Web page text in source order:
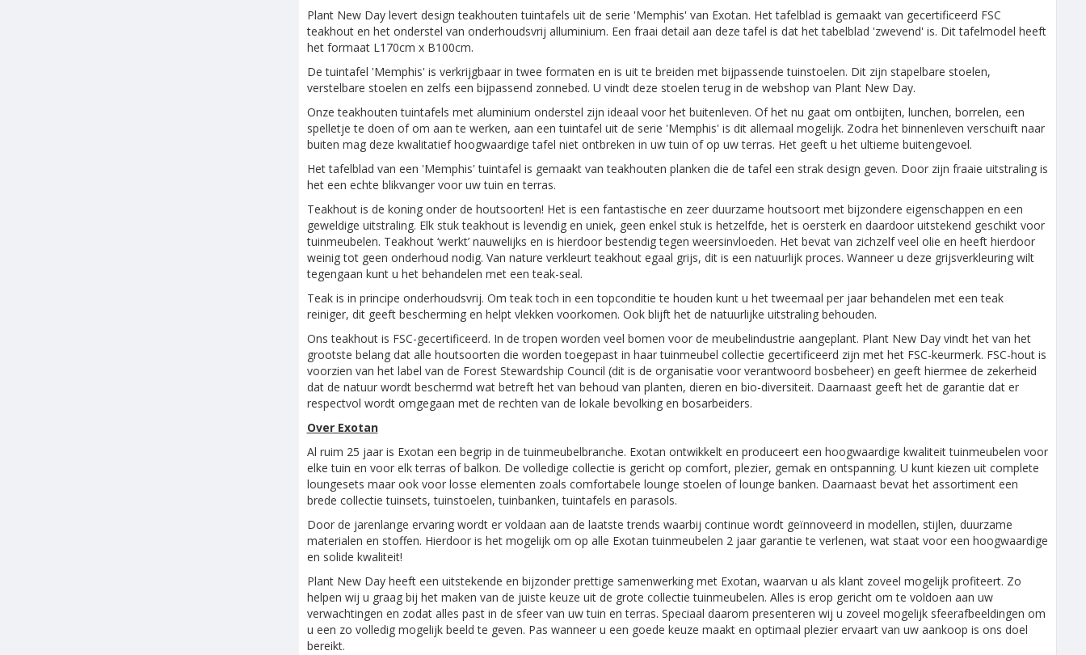
Plant New Day levert design teakhouten tuintafels uit de serie 'Memphis' van Exotan. Het tafelblad is gemaakt van gecertificeerd FSC
teakhout en het onderstel van onderhoudsvrij alluminium. Een fraai detail aan deze tafel is dat het tabelblad 'zwevend' is. Dit tafelmodel heeft
het formaat L170cm x B100cm.
De tuintafel 'Memphis' is verkrijgbaar in twee formaten en is uit te breiden met bijpassende tuinstoelen. Dit zijn stapelbare stoelen,
verstelbare stoelen en zelfs een bijpassend zonnebed. U vindt deze stoelen terug in de webshop van Plant New Day.
Onze teakhouten tuintafels met aluminium onderstel zijn ideaal voor het buitenleven. Of het nu gaat om ontbijten, lunchen, borrelen, een
spelletje te doen of om aan te werken, aan een tuintafel uit de serie 'Memphis' is dit allemaal mogelijk. Zodra het binnenleven verschuift naar
buiten mag deze kwalitatief hoogwaardige tafel niet ontbreken in uw tuin of op uw terras. Het geeft u het ultieme buitengevoel.
Het tafelblad van een 'Memphis' tuintafel is gemaakt van teakhouten planken die de tafel een strak design geven. Door zijn fraaie uitstraling is
het een echte blikvanger voor uw tuin en terras.
Teakhout is de koning onder de houtsoorten! Het is een fantastische en zeer duurzame houtsoort met bijzondere eigenschappen en een
geweldige uitstraling. Elk stuk teakhout is levendig en uniek, geen enkel stuk is hetzelfde, het is oersterk en daardoor uitstekend geschikt voor
tuinmeubelen. Teakhout ‘werkt’ nauwelijks en is hierdoor bestendig tegen weersinvloeden. Het bevat van zichzelf veel olie en heeft hierdoor
weinig tot geen onderhoud nodig. Van nature verkleurt teakhout egaal grijs, dit is een natuurlijk proces. Wanneer u deze grijsverkleuring wilt
tegengaan kunt u het behandelen met een teak-seal.
Teak is in principe onderhoudsvrij. Om teak toch in een topconditie te houden kunt u het tweemaal per jaar behandelen met een teak
reiniger, dit geeft bescherming en helpt vlekken voorkomen. Ook blijft het de natuurlijke uitstraling behouden.
Ons teakhout is FSC-gecertificeerd. In de tropen worden veel bomen voor de meubelindustrie aangeplant. Plant New Day vindt het van het
grootste belang dat alle houtsoorten die worden toegepast in haar tuinmeubel collectie gecertificeerd zijn met het FSC-keurmerk. FSC-hout is
voorzien van het label van de Forest Stewardship Council (dit is de organisatie voor verantwoord bosbeheer) en geeft hiermee de zekerheid
dat de natuur wordt beschermd wat betreft het van behoud van planten, dieren en bio-diversiteit. Daarnaast geeft het de garantie dat er
respectvol wordt omgegaan met de rechten van de lokale bevolking en bosarbeiders.
Over Exotan
Al ruim 25 jaar is Exotan een begrip in de tuinmeubelbranche. Exotan ontwikkelt en produceert een hoogwaardige kwaliteit tuinmeubelen voor
elke tuin en voor elk terras of balkon. De volledige collectie is gericht op comfort, plezier, gemak en ontspanning. U kunt kiezen uit complete
loungesets maar ook voor losse elementen zoals comfortabele lounge stoelen of lounge banken. Daarnaast bevat het assortiment een
brede collectie tuinsets, tuinstoelen, tuinbanken, tuintafels en parasols.
Door de jarenlange ervaring wordt er voldaan aan de laatste trends waarbij continue wordt geïnnoveerd in modellen, stijlen, duurzame
materialen en stoffen. Hierdoor is het mogelijk om op alle Exotan tuinmeubelen 2 jaar garantie te verlenen, wat staat voor een hoogwaardige
en solide kwaliteit!
Plant New Day heeft een uitstekende en bijzonder prettige samenwerking met Exotan, waarvan u als klant zoveel mogelijk profiteert. Zo
helpen wij u graag bij het maken van de juiste keuze uit de grote collectie tuinmeubelen. Alles is erop gericht om te voldoen aan uw
verwachtingen en zodat alles past in de sfeer van uw tuin en terras. Speciaal daarom presenteren wij u zoveel mogelijk sfeerafbeeldingen om
u een zo volledig mogelijk beeld te geven. Pas wanneer u een goede keuze maakt en optimaal plezier ervaart van uw aankoop is ons doel
bereikt.